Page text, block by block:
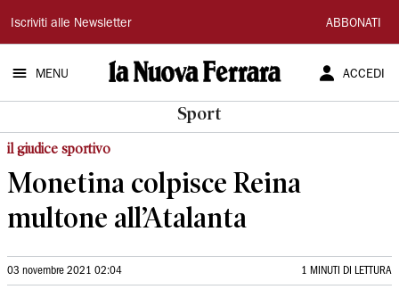
La
Nuova
Ferrara
Iscriviti alle Newsletter ABBONATI
MENU ACCEDI
Sport
il giudice sportivo
Monetina colpisce Reina
multone all’Atalanta
03 novembre 2021 02:04 1 MINUTI DI LETTURA